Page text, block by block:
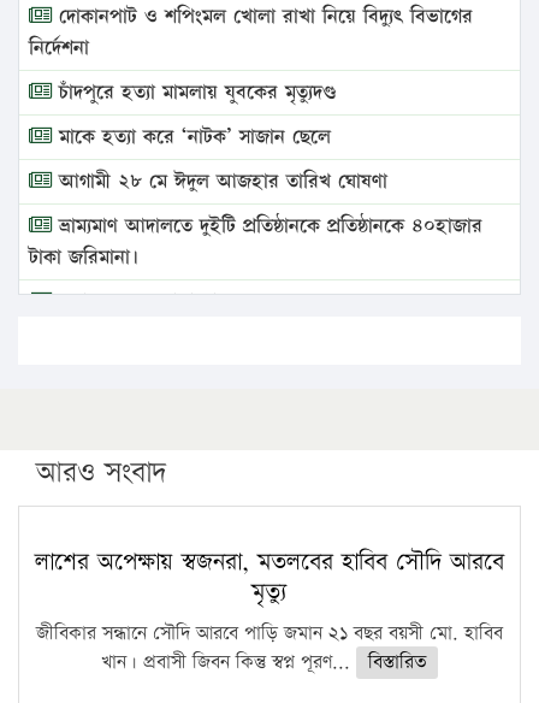
দোকানপাট ও শপিংমল খোলা রাখা নিয়ে বিদ্যুৎ বিভাগের
নির্দেশনা
চাঁদপুরে হত্যা মামলায় যুবকের মৃত্যুদণ্ড
মাকে হত্যা করে ‘নাটক’ সাজান ছেলে
আগামী ২৮ মে ঈদুল আজহার তারিখ ঘোষণা
ভ্রাম্যমাণ আদালতে দুইটি প্রতিষ্ঠানকে প্রতিষ্ঠানকে ৪০হাজার
টাকা জরিমানা।
এবার লঞ্চের ভাড়া বাড়ল
পিএইচডি করছেন কুয়েটের কৃতি…
সারা দেশে বজ্রাঘাতে ১৪ জনের প্রাণহানি
কঠোর হচ্ছে এসএসসি ও এইচএসসি পরীক্ষা
ফরিদগঞ্জে আগুনে পুড়লো ৬ ব্যবসা প্রতিষ্ঠান
আরও সংবাদ
লাশের অপেক্ষায় স্বজনরা, মতলবের হাবিব সৌদি আরবে
মৃত্যু
জীবিকার সন্ধানে সৌদি আরবে পাড়ি জমান ২১ বছর বয়সী মো. হাবিব
খান। প্রবাসী জিবন কিন্তু স্বপ্ন পূরণ...
বিস্তারিত